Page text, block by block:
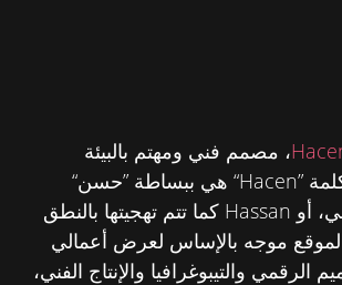
، مصمم فني ومهتم بالبيئة
والحياة البرية. كلمة ”Hacen“ هي ببساطة ”حسن“
بالتهجي الفرنسي، أو Hassan كما تتم تهجيتها بالنطق
الموقع موجه بالإساس لعرض أعمالي
والتيبوغرافيا والإنتاج الفني،